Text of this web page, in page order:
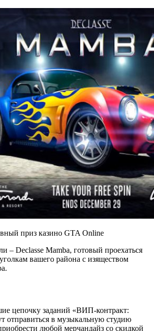
приз казино GTA Online
– Declasse Mamba, готовый проехаться
вашего района с изяществом
цепочку заданий «ВИП-контракт:
отправиться в музыкальную студию
любой мерчандайз со скидкой